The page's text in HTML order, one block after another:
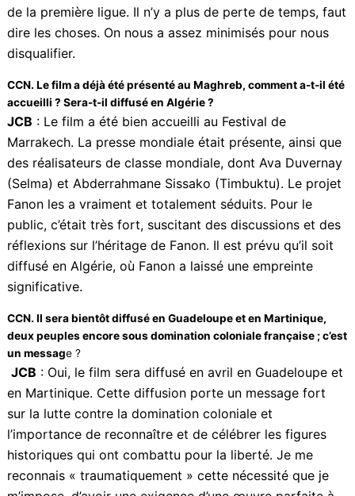
un jeune acteur dramatique comme il y en a très peu
en Europe. Il aura une belle carrière, c’est certain. Il a
fait un travail professionnel époustouflant qui donnait
au tournage une source d’incarnation.
Sans chauvinisme et objectivement, tout le casting est
de la première ligue. Il n’y a plus de perte de temps,
faut dire les choses. On nous a assez minimisés pour
nous disqualifier.
CCN. Le film a déjà été présenté au Maghreb, comment a-t-il
été accueilli ? Sera-t-il diffusé en Algérie ?
JCB: Le film a été bien accueilli au Festival de
Marrakech. La presse mondiale était présente, ainsi
que des réalisateurs de classe mondiale, dont Ava
Duvernay (Selma) et Abderrahmane Sissako
(Timbuktu). Le projet Fanon les a vraiment et
totalement séduits. Pour le public, c’était très fort,
suscitant des discussions et des réflexions sur
l’héritage de Fanon. Il est prévu qu’il soit diffusé en
Algérie, où Fanon a laissé une empreinte significative.
CCN. Il sera bientôt diffusé en Guadeloupe et en Martinique,
deux peuples encore sous domination coloniale française ;
c’est un message ?